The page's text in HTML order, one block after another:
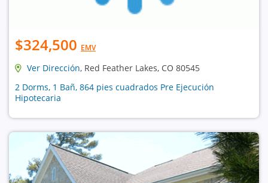
$324,500 EMV
Ver Dirección, Red Feather Lakes, CO 80545
2 Dorms, 1 Bañ, 864 pies cuadrados Pre Ejecución
Hipotecaria